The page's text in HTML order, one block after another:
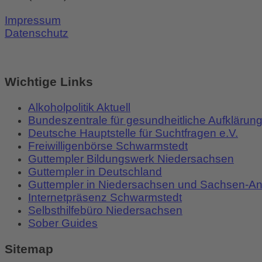
Impressum
Datenschutz
Wichtige Links
Alkoholpolitik Aktuell
Bundeszentrale für gesundheitliche Aufklärung
Deutsche Hauptstelle für Suchtfragen e.V.
Freiwilligenbörse Schwarmstedt
Guttempler Bildungswerk Niedersachsen
Guttempler in Deutschland
Guttempler in Niedersachsen und Sachsen-
Internetpräsenz Schwarmstedt
Selbsthilfebüro Niedersachsen
Sober Guides
Sitemap